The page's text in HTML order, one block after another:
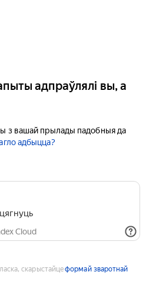
адпраўлялі вы, а
з вашай прылады падобныя да
адбыцца?
Cloud
скарыстайцеформай зваротнай